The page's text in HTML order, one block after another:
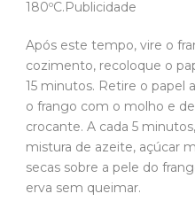
180ºC.Publicidade
Após este tempo, vire o
cozimento, recoloque o
15 minutos. Retire o papel
o frango com o molho e
crocante. A cada 5
mistura de azeite, açúcar
secas sobre a pele do
erva sem queimar.